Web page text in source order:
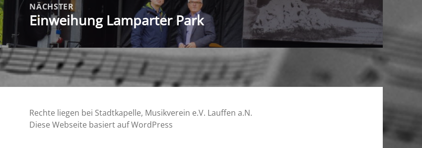
NÄCHSTER
Nächster
Beitrag:
Einweihung Lamparter Park
Rechte liegen bei Stadtkapelle, Musikverein e.V. Lauffen a.N.
Diese Webseite basiert auf WordPress